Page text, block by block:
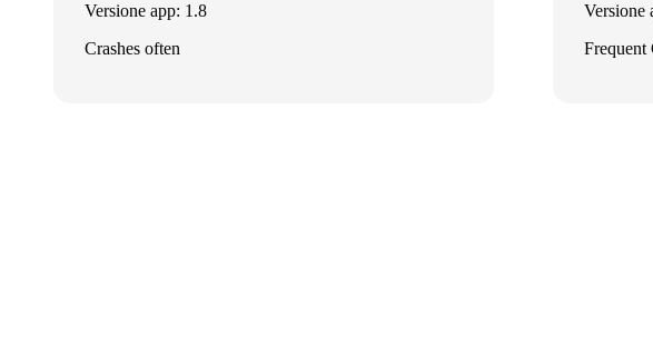
Versione app: 1.8
Crashes often
Versione
Frequent